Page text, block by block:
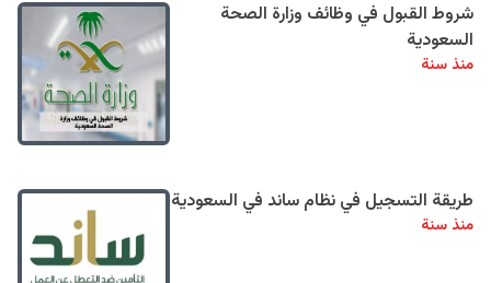
شروط القبول في وظائف وزارة الصحة
السعودية
منذ سنة
طريقة التسجيل في نظام ساند في السعودية
منذ سنة